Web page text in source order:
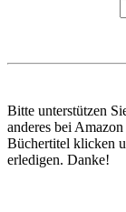
Bitte unterstützen
anderes bei
Büchertitel klicken
erledigen. Danke!